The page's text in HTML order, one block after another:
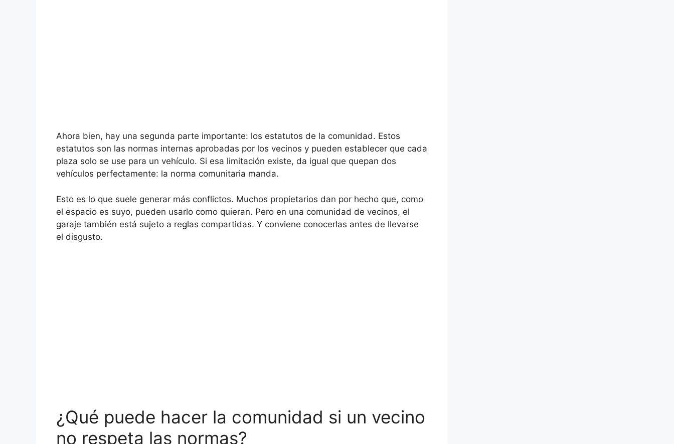
Ahora bien, hay una segunda parte importante: los estatutos de la comunidad. Estos
estatutos son las normas internas aprobadas por los vecinos y pueden establecer que cada
plaza solo se use para un vehículo. Si esa limitación existe, da igual que quepan dos
vehículos perfectamente: la norma comunitaria manda.
Esto es lo que suele generar más conflictos. Muchos propietarios dan por hecho que, como
el espacio es suyo, pueden usarlo como quieran. Pero en una comunidad de vecinos, el
garaje también está sujeto a reglas compartidas. Y conviene conocerlas antes de llevarse
el disgusto.
¿Qué puede hacer la comunidad si un vecino
no respeta las normas?